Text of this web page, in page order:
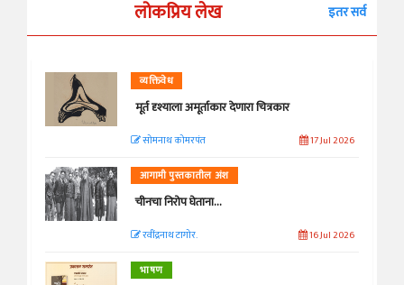
लोकप्रिय लेख इतर सर्व
व्यक्तिवेध
मूर्त दृश्याला अमूर्ताकार देणारा चित्रकार
सोमनाथ कोमरपंत 17 Jul 2026
आगामी पुस्तकातील अंश
चीनचा निरोप घेताना...
रवींद्रनाथ टागोर. 16 Jul 2026
भाषण